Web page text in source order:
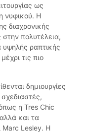
ως
νυφικού. Η
διαχρονικής
πολυτέλεια,
υψηλής ραπτικής
τις πιο
δημιουργίες
η Tres Chic
και τα
Marc Lesley. Η